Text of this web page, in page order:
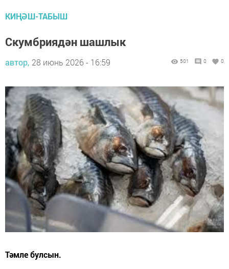
КИҢӘШ-ТАБЫШ
Скумбриядән шашлык
автор, 28 июнь 2026 - 16:59 501 0 0
Тәмле булсын.